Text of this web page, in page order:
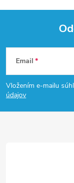
Z
á
p
Email
Vložením e-mailu
údajov